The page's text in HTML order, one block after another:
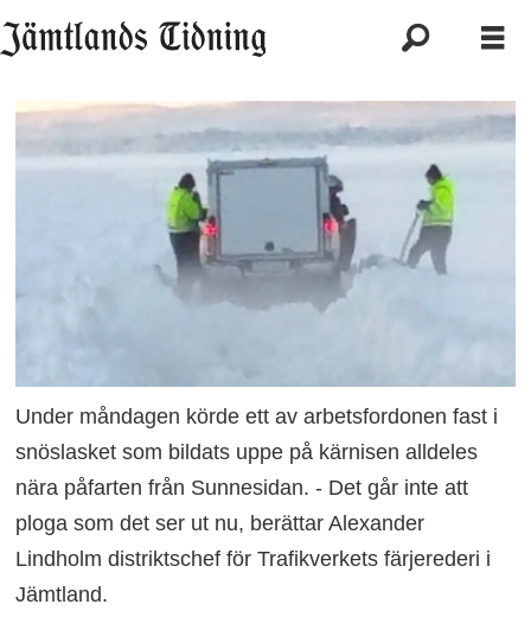
Under måndagen körde ett av arbetsfordonen fast i
snöslasket som bildats uppe på kärnisen alldeles
nära påfarten från Sunnesidan. - Det går inte att
ploga som det ser ut nu, berättar Alexander
Lindholm distriktschef för Trafikverkets färjerederi i
Jämtland.